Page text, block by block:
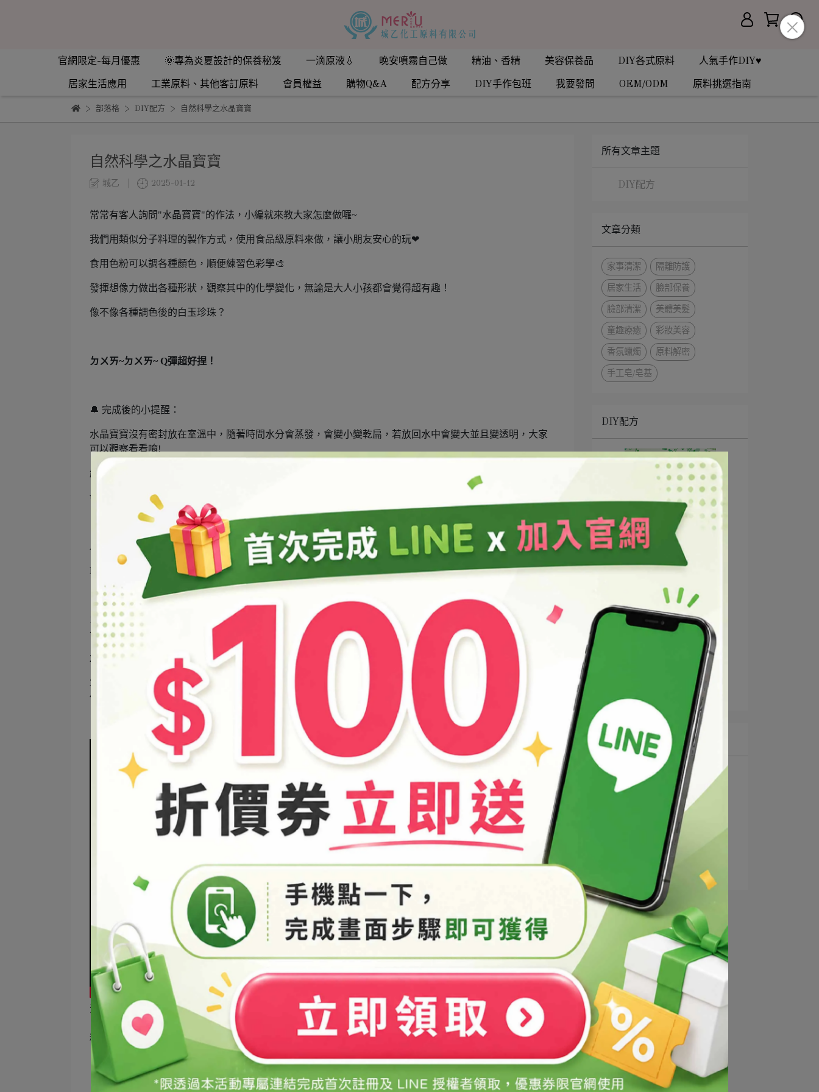
官網限定-每月優惠 🌞專為炎夏設計的保養秘笈 一滴原液💧 晚安噴霧自己做 精油、香精 美容保養品 DIY各式原料
人氣手作DIY♥
居家生活應用
工業原料、其他客訂原料 會員權益 購物Q&A 配方分享 DIY手作包班 我要發問 OEM/ODM 原料挑選指南
部落格 DIY配方 自然科學之水晶寶寶
自然科學之水晶寶寶
城乙 2025-01-12
常常有客人詢問"水晶寶寶"的作法，小編就來教大家怎麼做囉~
我們用類似分子料理的製作方式，使用食品級原料來做，讓小朋友安心的玩❤
食用色粉可以調各種顏色，順便練習色彩學🎨
發揮想像力做出各種形狀，觀察其中的化學變化，無論是大人小孩都會覺得超有趣！
像不像各種調色後的白玉珍珠？
ㄉㄨㄞ~ㄉㄨㄞ~ Q彈超好捏！
🔔 完成後的小提醒：
水晶寶寶沒有密封放在室溫中，隨著時間水分會蒸發，會變小變乾扁，若放回水中會變大並且變透明，大家
可以觀察看看唷!
趕快準備材料一起玩科學吧~
✨ 【DIY自然科學之水晶寶寶】
A： 5g、 蒸餾水100g (依照模型大小可調整須浸泡用量)
B： 2g、 蒸餾水100g 、食用色粉
DIY步驟
1. 將 海藻酸鈉 中攪拌均勻，直到呈透明稠狀，就可以分杯加入 食用色粉 調色，完成 海藻酸鈉
色液備用。(食用色粉 的用量一點點顏色就很深了)
2. 把 乳酸鈣 蒸餾水 中，邊倒邊攪拌直到變透明，完成 水溶液。
3. 將 色液用 滴管滴入
水溶液中，產生一顆顆的水晶寶寶，靜置一段時間即可撈起完成。(可以
使用造形模具做大顆的水晶寶寶)
以外，還可以使用 造形小模具
注意事項
※此配方僅提供參考，因各種製作環境、用量與成分來源可能不同之因素無法保證成功率100%，請自行測試
穩定度，如可自行負擔製作失敗之可能，MERU歡迎您成為手作體驗家。
※DIY產品均建議儘早用完以免變質。※若添加抗菌劑比例正確且無污染盡量於三個月內用完。
※建議裝填DIY產品前先消毒裝填的瓶罐，以免產品受到汙染。
※配方中若有添加精油，兒童與敏感肌膚請減量使用，孕婦請小心使用並先諮詢相關人員。
所有文章主題
DIY配方
文章分類
家事清潔
隔離防護
居家生活
臉部保養
臉部清潔
美體美髮
童趣療癒
彩妝美容
香氛蠟燭
原料解密
手工皂/皂基
DIY配方
QQ卸妝凝膠
2025-01-12
最新文章
1 QQ卸妝凝膠
深層潤澤卸妝油
清爽卸妝水
溫和眼部卸妝液
卸妝乳液